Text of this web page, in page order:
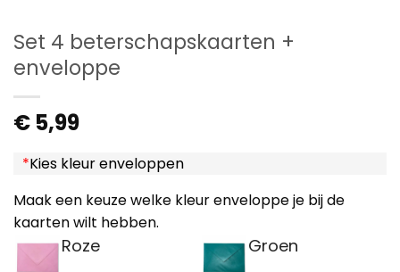
Set 4 beterschapskaarten +
enveloppe
€ 5,99
*Kies kleur enveloppen
Maak een keuze welke kleur enveloppe je bij de
kaarten wilt hebben.
Roze Groen